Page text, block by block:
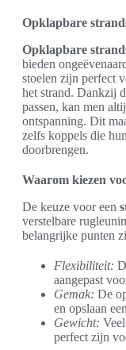
Opklapbare
Opklapbare
bieden
stoelen zijn perfect
het strand. Dankzij
passen, kan men
ontspanning. Dit
zelfs koppels die
doorbrengen.
Waarom kiezen
De keuze voor een
verstelbare
belangrijke punten
Flexibiliteit:
aangepast
Gemak: De
en opslaan
Gewicht:
perfect zijn